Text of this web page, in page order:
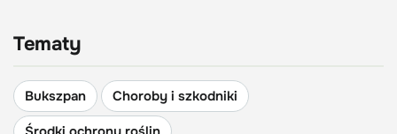
Tematy
Bukszpan
Choroby i szkodniki